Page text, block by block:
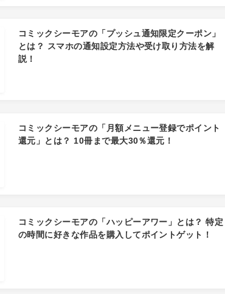
コミックシーモアの「プッシュ通知限定クーポン」
とは？ スマホの通知設定方法や受け取り方法を解
説！
コミックシーモアの「月額メニュー登録でポイント
還元」とは？ 10冊まで最大30％還元！
コミックシーモアの「ハッピーアワー」とは？ 特定
の時間に好きな作品を購入してポイントゲット！